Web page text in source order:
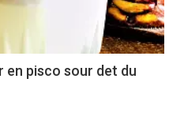
en pisco sour det du